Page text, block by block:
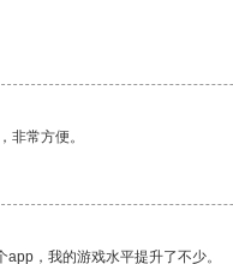
非常方便。
，我的游戏水平提升了不少。